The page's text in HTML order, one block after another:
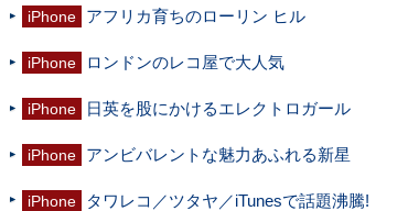
iPhone アフリカ育ちのローリン ヒル
iPhone ロンドンのレコ屋で大人気
iPhone 日英を股にかけるエレクトロガール
iPhone アンビバレントな魅力あふれる新星
iPhone タワレコ／ツタヤ／iTunesで話題沸騰!